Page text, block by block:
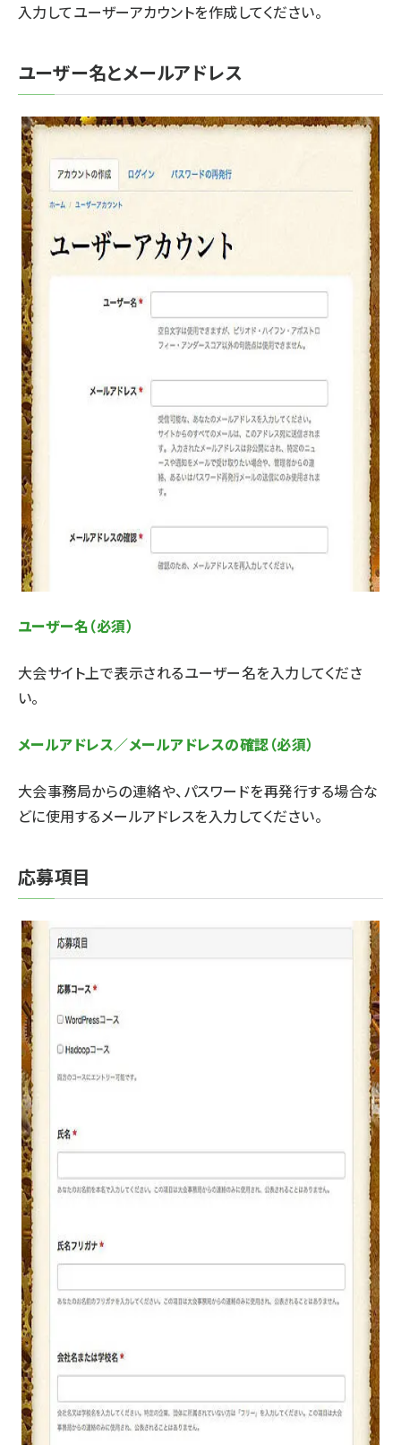
入力してユーザーアカウントを作成してください。
ユーザー名とメールアドレス
ユーザー名（必須）
大会サイト上で表示されるユーザー名を入力してくださ
い。
メールアドレス／メールアドレスの確認（必須）
大会事務局からの連絡や、パスワードを再発行する場合な
どに使用するメールアドレスを入力してください。
応募項目